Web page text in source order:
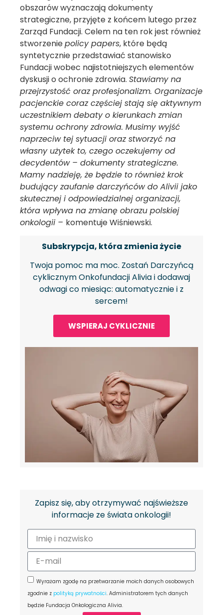
obszarów wyznaczają dokumenty
strategiczne, przyjęte z końcem lutego przez
Zarząd Fundacji. Celem na ten rok jest również
stworzeniepolicy papers, które będą
syntetycznie przedstawiać stanowisko
Fundacji wobec najistotniejszych elementów
dyskusji o ochronie zdrowia. Stawiamy na
przejrzystość oraz profesjonalizm. Organizacje
pacjenckie coraz częściej stają się aktywnym
uczestnikiem debaty o kierunkach zmian
systemu ochrony zdrowia. Musimy wyjść
naprzeciw tej sytuacji oraz stworzyć na
własny użytek to, czego oczekujemy od
decydentów – dokumenty strategiczne.
Mamy nadzieję, że będzie to również krok
budujący zaufanie darczyńców do Alivii jako
skutecznej i odpowiedzialnej organizacji,
która wpływa na zmianę obrazu polskiej
onkologii – komentuje Wiśniewski.
Subskrypcja, która zmienia życie
Twoja pomoc ma moc. Zostań Darczyńcą
cyklicznym Onkofundacji Alivia i dodawaj
odwagi co miesiąc: automatycznie i z
sercem!
WSPIERAJ CYKLICZNIE
Zapisz się, aby otrzymywać najświeższe
informacje ze świata onkologii!
Wyrażam zgodę na przetwarzanie moich danych osobowych
zgodnie z polityką prywatności. Administratorem tych danych
będzie Fundacja Onkologiczna Alivia.